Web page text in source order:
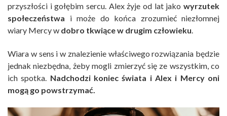
przyszłości i gołębim sercu. Alex żyje od lat jako wyrzutek
społeczeństwa i może do końca zrozumieć niezłomnej
wiary Mercy w dobro tkwiące w drugim człowieku
Wiara w sens i w znalezienie właściwego rozwiązania będzie
jednak niezbędna, żeby mogli zmierzyć się ze wszystkim, co
ich spotka. Nadchodzi koniec świata i Alex i Mercy oni
mogą go powstrzymać.